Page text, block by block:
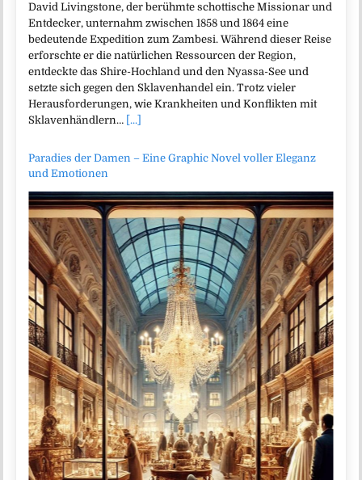
David Livingstone, der berühmte schottische Missionar und
Entdecker, unternahm zwischen 1858 und 1864 eine
bedeutende Expedition zum Zambesi. Während dieser Reise
erforschte er die natürlichen Ressourcen der Region,
entdeckte das Shire-Hochland und den Nyassa-See und
setzte sich gegen den Sklavenhandel ein. Trotz vieler
Herausforderungen, wie Krankheiten und Konflikten mit
Sklavenhändlern… [...]
Paradies der Damen – Eine Graphic Novel voller Eleganz
und Emotionen